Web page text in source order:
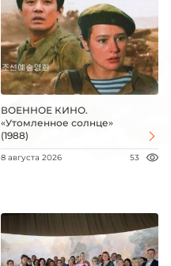
ВОЕННОЕ КИНО.
«Утомленное солнце»
(1988)
8 августа 2026 53